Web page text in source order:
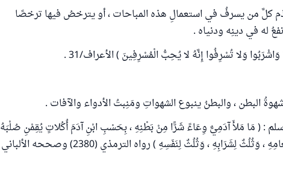
كلَّ من يسرفُ في استعمالِ هذه المباحات ، أو يترخصُ فيها ترخصًا
له في دينِه ودنياه .
وَلا تُسْرِفُوا إِنَّهُ لا يُحِبُّ الْمُسْرِفِينَ ) الأعراف/31 .
البطن ، والبطنُ ينبوع الشهواتِ ومَنِبتُ الأدواء والآفات .
: ( مَا مَلأَ آدَمِيٌّ وِعَاءً شَرًّا مِنْ بَطْنِهِ ، بِحَسْبِ ابْنِ آدَمَ أُكُلاتٍ يُقِمْنِ صُلْبَهُ
، فَإِنْ كَانَ لاْ مَحَالَةَ فَثُلُثٌ لِطَعامِهِ ، وَثُلُثٌ لِشَرَابِهِ ، وَثُلُثٌ لِنَفَسِهِ ) رواه الترمذي (2380) وصححه الألباني